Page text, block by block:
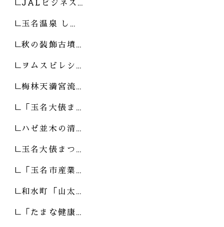
JALビジネス…
玉名温泉 し…
秋の装飾古墳…
ヲムスビレシ…
梅林天満宮流…
「玉名大俵ま…
ハゼ並木の清…
玉名大俵まつ…
「玉名市産業…
和水町「山太…
「たまな健康…